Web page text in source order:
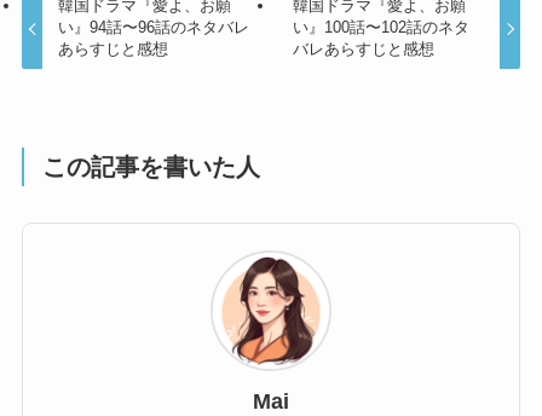
韓国ドラマ『愛よ、お願
い』94話〜96話のネタバレ
あらすじと感想
韓国ドラマ『愛よ、お願
い』100話〜102話のネタ
バレあらすじと感想
この記事を書いた人
Mai